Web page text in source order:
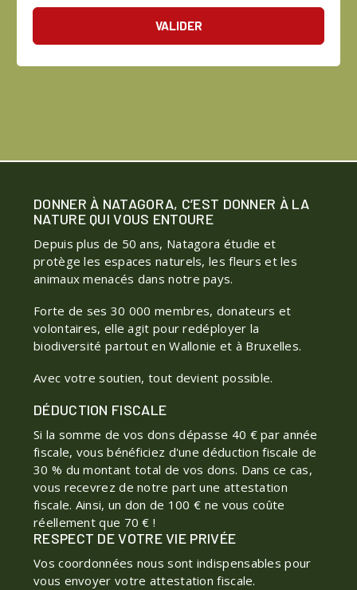
VALIDER
DONNER À NATAGORA, C’EST DONNER À LA
NATURE QUI VOUS ENTOURE
Depuis plus de 50 ans, Natagora étudie et
protège les espaces naturels, les fleurs et les
animaux menacés dans notre pays.
Forte de ses 30 000 membres, donateurs et
volontaires, elle agit pour redéployer la
biodiversité partout en Wallonie et à Bruxelles.
Avec votre soutien, tout devient possible.
DÉDUCTION FISCALE
Si la somme de vos dons dépasse 40 € par année
fiscale, vous bénéficiez d'une déduction fiscale de
30 % du montant total de vos dons. Dans ce cas,
vous recevrez de notre part une attestation
fiscale. Ainsi, un don de 100 € ne vous coûte
réellement que 70 € !
RESPECT DE VOTRE VIE PRIVÉE
Vos coordonnées nous sont indispensables pour
vous envoyer votre attestation fiscale.